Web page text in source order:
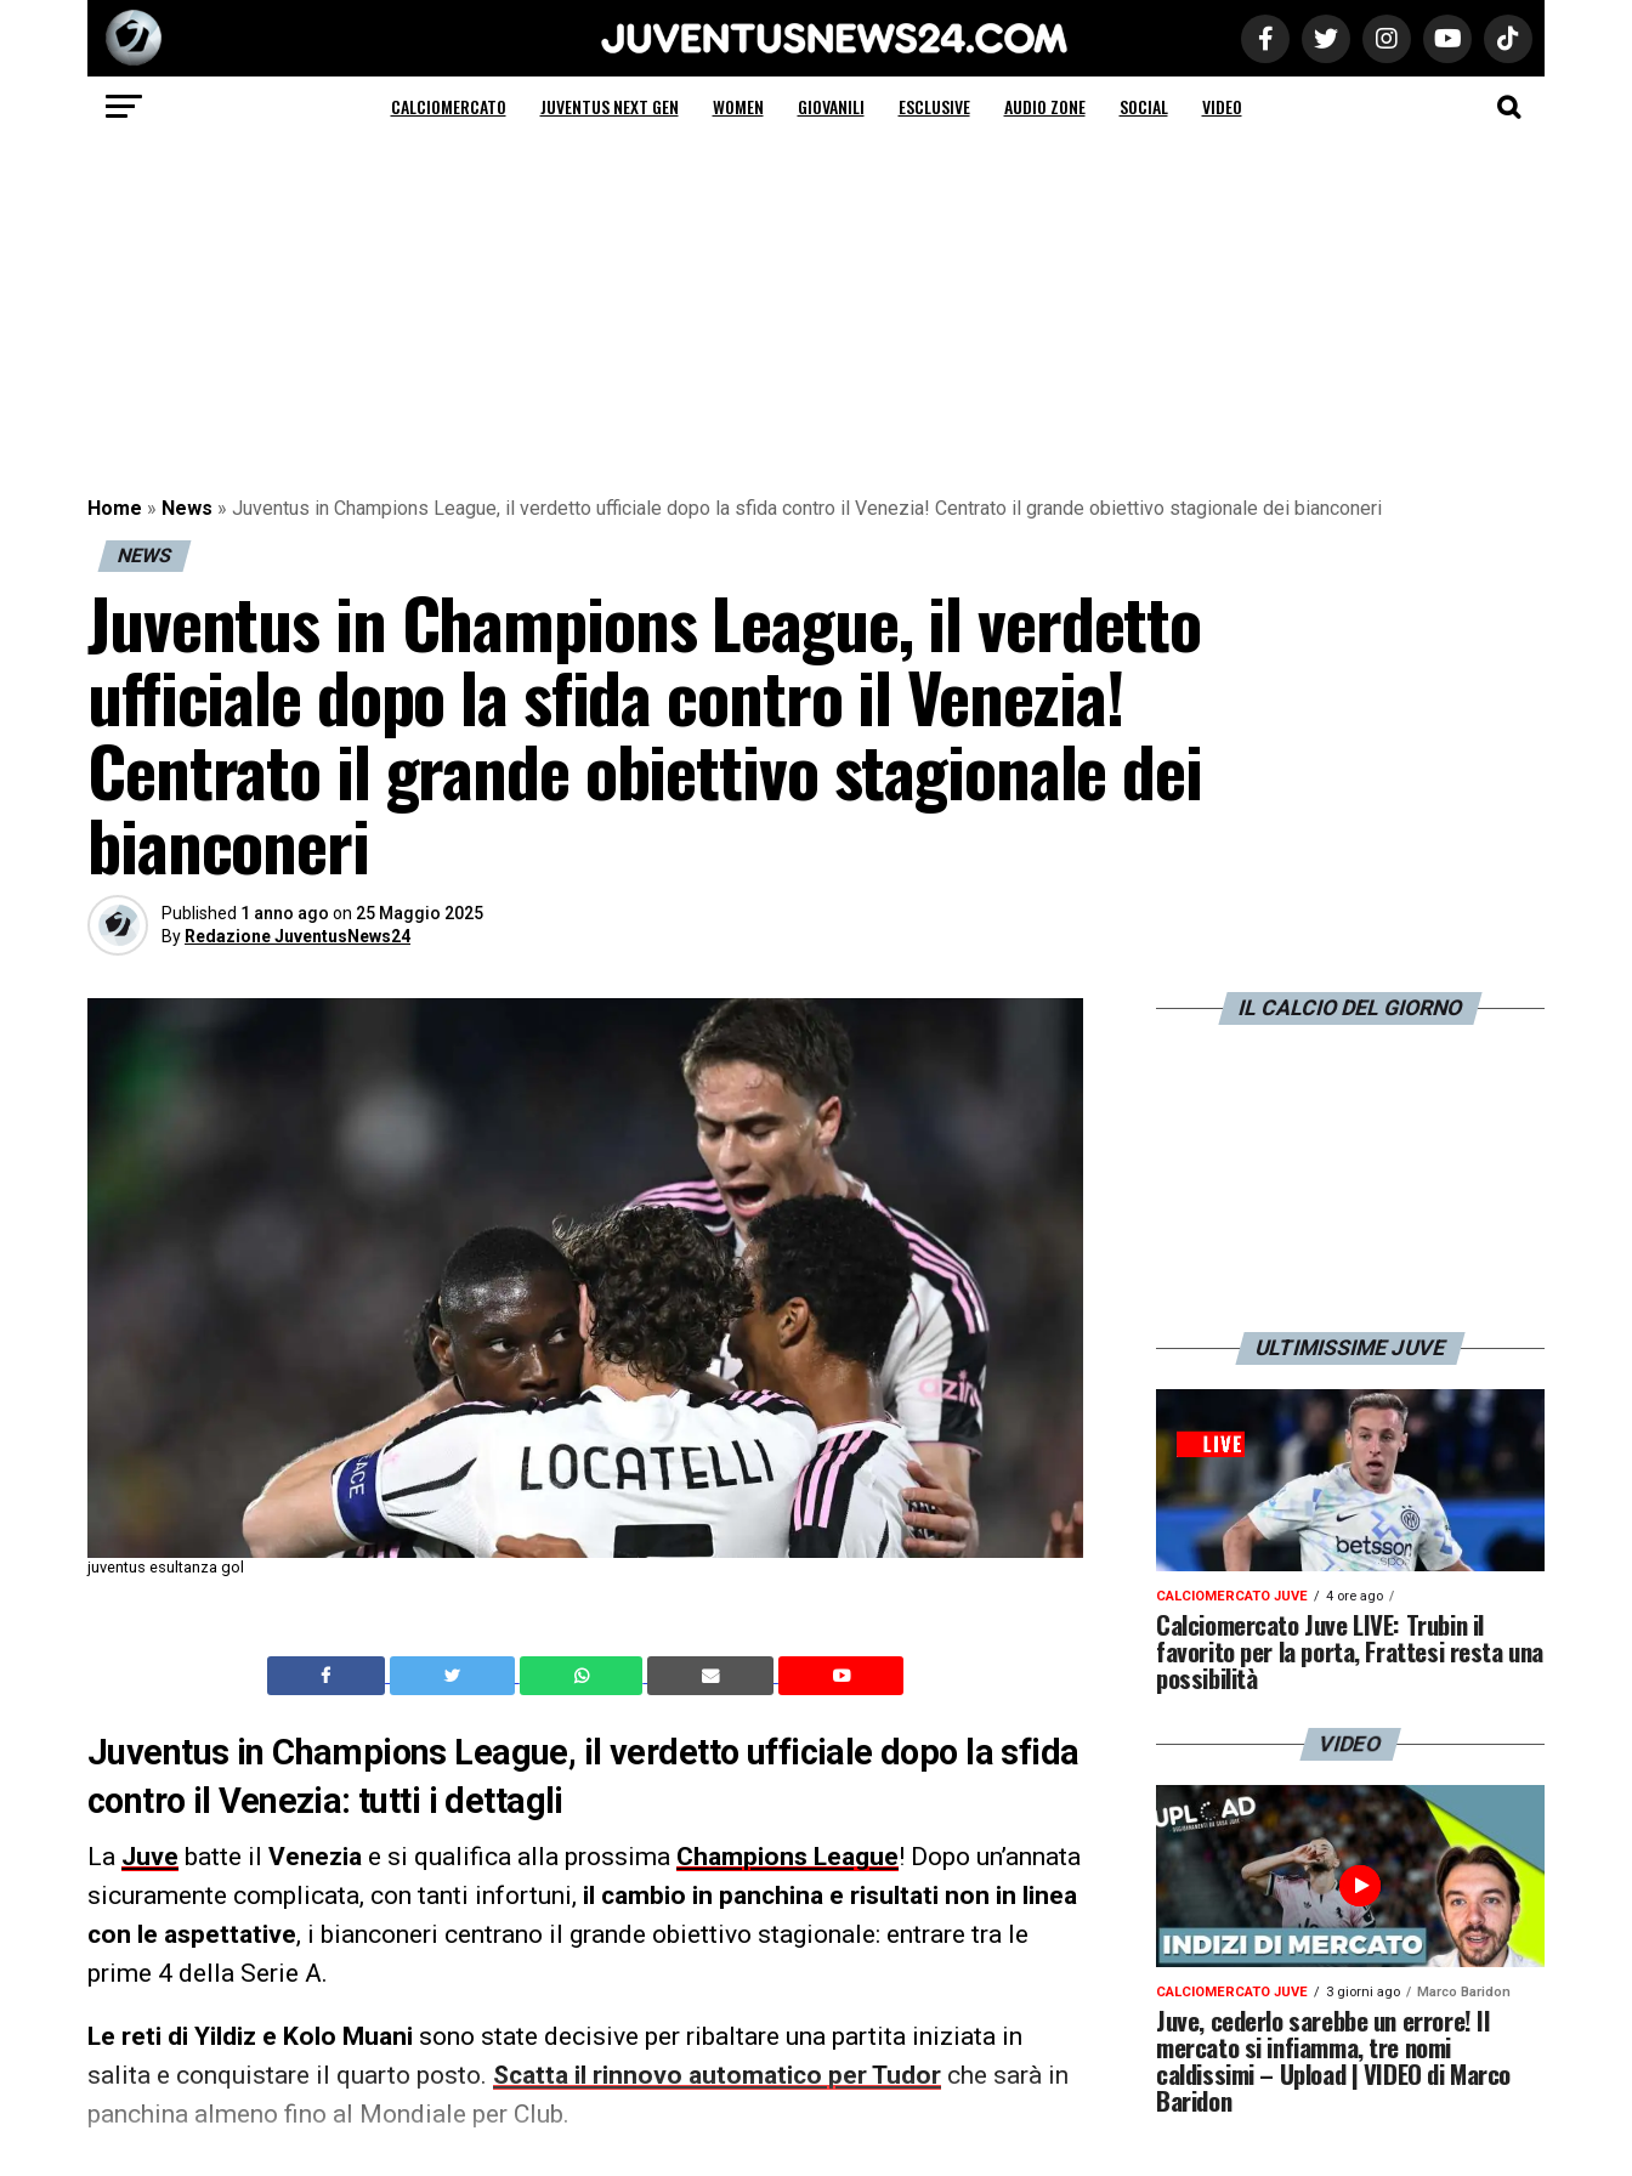
Juventus News 24
CALCIOMERCATO JUVENTUS NEXT GEN WOMEN GIOVANILI ESCLUSIVE AUDIO ZONE SOCIAL VIDEO
Home » News » Juventus in Champions League, il verdetto ufficiale dopo la sfida contro il Venezia! Centrato il grande obiettivo stagionale dei bianconeri
NEWS
Juventus in Champions League, il verdetto
ufficiale dopo la sfida contro il Venezia!
Centrato il grande obiettivo stagionale dei
bianconeri
Published 1 anno ago on 25 Maggio 2025
By Redazione JuventusNews24
juventus esultanza gol
Juventus in Champions League, il verdetto ufficiale dopo la sfida
contro il Venezia: tutti i dettagli
La Juve batte il Venezia e si qualifica alla prossima Champions League! Dopo un’annata
sicuramente complicata, con tanti infortuni, il cambio in panchina e risultati non in linea
con le aspettative, i bianconeri centrano il grande obiettivo stagionale: entrare tra le
prime 4 della Serie A.
Le reti di Yildiz e Kolo Muani sono state decisive per ribaltare una partita iniziata in
salita e conquistare il quarto posto. Scatta il rinnovo automatico per Tudor che sarà in
panchina almeno fino al Mondiale per Club.
IL CALCIO DEL GIORNO
ULTIMISSIME JUVE
CALCIOMERCATO JUVE 4 ore ago
Calciomercato Juve LIVE: Trubin il
favorito per la porta, Frattesi resta una
possibilità
VIDEO
CALCIOMERCATO JUVE 3 giorni ago Marco Baridon
Juve, cederlo sarebbe un errore! Il
mercato si infiamma, tre nomi
caldissimi – Upload | VIDEO di Marco
Baridon